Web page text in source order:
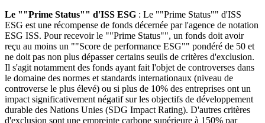
Le ""Prime Status"" d'ISS ESG : Le ""Prime Status"" d'ISS
ESG est une récompense de fonds décernée par l'agence de notation
ESG ISS. Pour recevoir le ""Prime Status"", un fonds doit avoir
reçu au moins un ""Score de performance ESG"" pondéré de 50 et
ne doit pas non plus dépasser certains seuils de critères d'exclusion.
Il s'agit notamment des fonds ayant fait l'objet de controverses dans
le domaine des normes et standards internationaux (niveau de
controverse le plus élevé) ou si plus de 10% des entreprises ont un
impact significativement négatif sur les objectifs de développement
durable des Nations Unies (SDG Impact Rating). D'autres critères
d'exclusion sont une empreinte carbone supérieure à 150% par